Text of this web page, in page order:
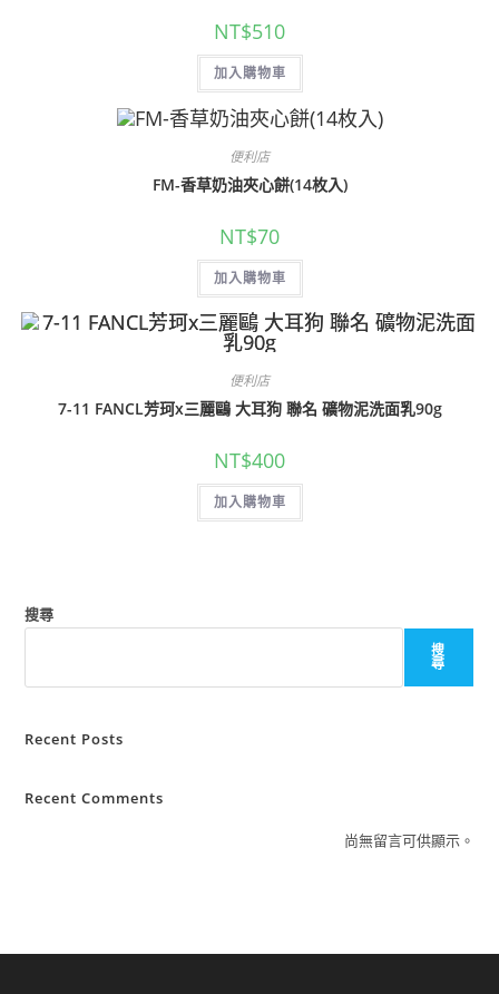
NT$510
加入購物車
便利店
FM-香草奶油夾心餅(14枚入)
NT$70
加入購物車
便利店
7-11 FANCL芳珂x三麗鷗 大耳狗 聯名 礦物泥洗面乳90g
NT$400
加入購物車
搜尋
搜
尋
Recent Posts
Recent Comments
尚無留言可供顯示。